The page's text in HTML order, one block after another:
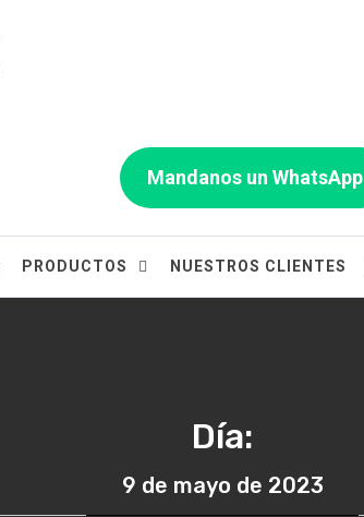
Mandanos un WhatsApp
PRODUCTOS NUESTROS CLIENTES
Día:
9 de mayo de 2023